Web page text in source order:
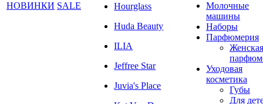
НОВИНКИ SALE
Hourglass
Huda Beauty
ILIA
Jeffree Star
Juvia's Place
Молочные
машины
Наборы
Парфюмерия
Женская
Уходовая
косметика
Губы
Для